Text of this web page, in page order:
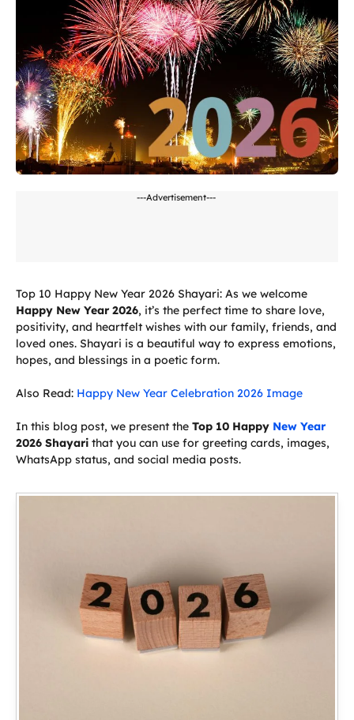
---Advertisement---
Top 10 Happy New Year 2026 Shayari: As we welcome
Happy New Year 2026, it’s the perfect time to share love,
positivity, and heartfelt wishes with our family, friends, and
loved ones. Shayari is a beautiful way to express emotions,
hopes, and blessings in a poetic form.
Also Read: Happy New Year Celebration 2026 Image
In this blog post, we present the Top 10 Happy New Year
2026 Shayari that you can use for greeting cards, images,
WhatsApp status, and social media posts.